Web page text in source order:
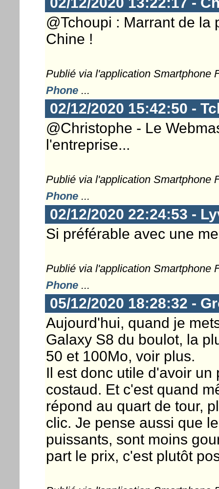
@Tchoupi : Marrant de la
Chine !
Publié via l'application Smartphone
Phone...
02/12/2020 15:42:50 -
@Christophe - Le
l'entreprise...
Publié via l'application Smartphone
Phone...
02/12/2020 22:24:53 -
Si préférable avec une
Publié via l'application Smartphone
Phone...
05/12/2020 18:28:32 -
Aujourd'hui, quand je
Galaxy S8 du boulot, la
50 et 100Mo, voir plus.
Il est donc utile d'avoir
costaud. Et c'est quand
répond au quart de tour,
clic. Je pense aussi que
puissants, sont moins
part le prix, c'est plutôt